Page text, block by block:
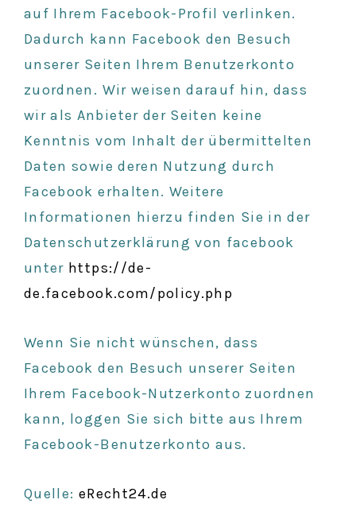
auf Ihrem Facebook-Profil verlinken.
Dadurch kann Facebook den Besuch
unserer Seiten Ihrem Benutzerkonto
zuordnen. Wir weisen darauf hin, dass
wir als Anbieter der Seiten keine
Kenntnis vom Inhalt der übermittelten
Daten sowie deren Nutzung durch
Facebook erhalten. Weitere
Informationen hierzu finden Sie in der
Datenschutzerklärung von facebook
unter https://de-
de.facebook.com/policy.php
Wenn Sie nicht wünschen, dass
Facebook den Besuch unserer Seiten
Ihrem Facebook-Nutzerkonto zuordnen
kann, loggen Sie sich bitte aus Ihrem
Facebook-Benutzerkonto aus.
Quelle: eRecht24.de